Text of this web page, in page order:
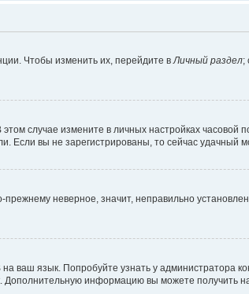
Чтобы изменить их, перейдите в Личный раздел;
случае измените в личных настройках часовой
Если вы не зарегистрированы, то сейчас удачный
неверное, значит, неправильно
ваш язык. Попробуйте узнать у администратора
Дополнительную информацию вы можете получить